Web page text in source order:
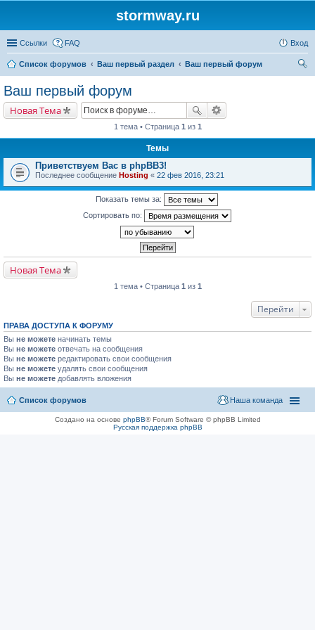
stormway.ru
Ссылки FAQ Вход
Список форумов Ваш первый раздел
Ваш первый форум
Ваш первый форум
Новая Тема
1 тема • Страница 1 из 1
Темы
Приветствуем Вас в phpBB3!
Последнее сообщение Hosting « 22 фев 2016, 23:21
Показать темы за:
Сортировать по:
Новая Тема
1 тема • Страница 1 из 1
Перейти
ПРАВА ДОСТУПА К ФОРУМУ
Вы не можете начинать темы
Вы не можете отвечать на сообщения
Вы не можете редактировать свои сообщения
Вы не можете удалять свои сообщения
Вы не можете добавлять вложения
Список форумов Наша команда
Создано на основе phpBB® Forum Software © phpBB Limited
Русская поддержка phpBB